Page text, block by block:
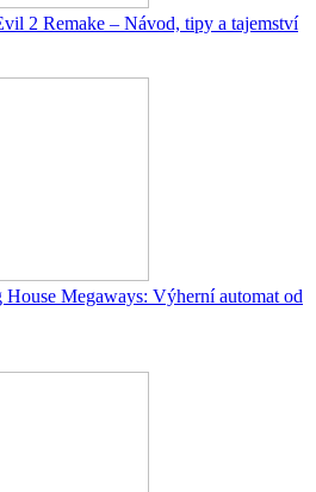
2 Remake – Návod, tipy a tajemství
House Megaways: Výherní automat od